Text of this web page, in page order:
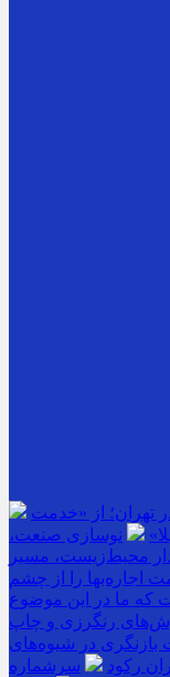
تهران؛ از «خدمت
نوسازی صنعت،
محیط‌زیست، مسیر
اجاره‌بها را از چشم
که ما در این موضوع
رنگرزی و چاپ
در شیوه‌های
رکود
سرشماره «MALIAT»